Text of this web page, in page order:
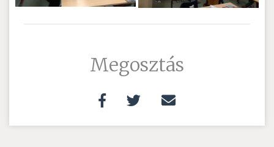
Megosztás